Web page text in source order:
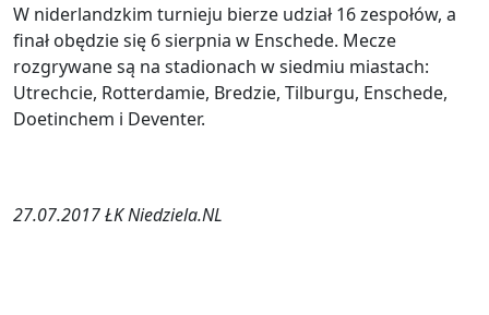
W niderlandzkim turnieju bierze udział 16 zespołów, a
finał obędzie się 6 sierpnia w Enschede. Mecze
rozgrywane są na stadionach w siedmiu miastach:
Utrechcie, Rotterdamie, Bredzie, Tilburgu, Enschede,
Doetinchem i Deventer.
27.07.2017 ŁK Niedziela.NL